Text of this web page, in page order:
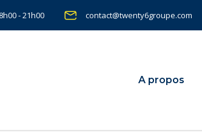
- 21h00 contact@twenty6groupe.com
A propos